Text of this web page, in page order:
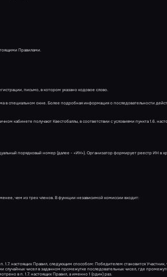
Правилами.
письмо, в котором указано кодовое слово.
в специальном окне. Более подробная информация о последовательности
кабинете получают Квестобаллы, в соответствии с условиями пункта 1.6.
порядковый номер (далее - «ИН»). Организатор формирует реестр ИН в
чем из трех членов. В функции независимой комиссии входит:
1.7. настоящих Правил, следующим способом: Победителем становится Участник,
чисел в заданном промежутке последовательных чисел, где
в п. 1.7. настоящих Правил, а именно 1 (один) раз.